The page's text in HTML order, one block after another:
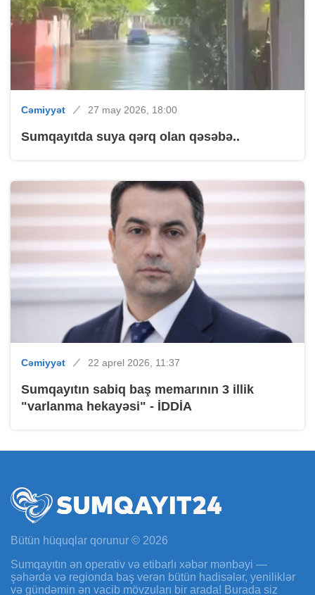
Cəmiyyət 27 may 2026, 18:00
Sumqayıtda suya qərq olan qəsəbə..
Cəmiyyət 22 aprel 2026, 11:37
Sumqayıtın sabiq baş memarının 3 illik
"varlanma hekayəsi" - İDDİA
Bütün hüquqlar qorunur © 2026
Sumqayıtın ən operativ və etibarlı xəbər mənbəyi —
şəhərdə və regionda baş verən bütün hadisələr, yeniliklər
və gündəmin ən vacib mövzuları bir arada! Burada siz